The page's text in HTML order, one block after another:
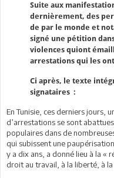
Suite aux
dernièrement, des
de par le monde et
signé une pétition
violences quiont
arrestations qui les
Ci après, le texte
signataires :
En Tunisie, ces derniers jours,
d’arrestations se sont
populaires dans de
qui subissent une
y a dix ans, a donné lieu à la «
droit au travail, à la liberté, à la